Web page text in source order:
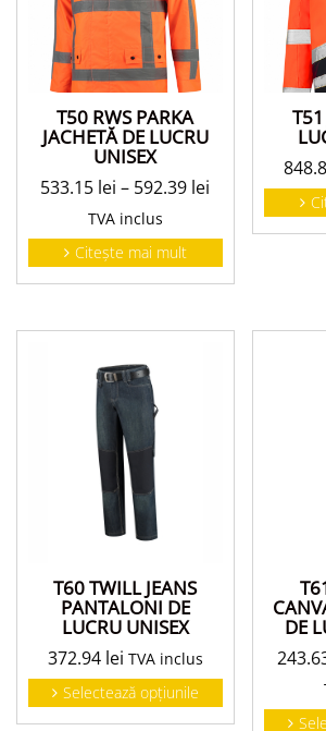
T50 RWS PARKA
JACHETĂ DE LUCRU
UNISEX
533.15 lei – 592.39 lei
TVA inclus
Citește mai mult
T60 TWILL JEANS
PANTALONI DE
LUCRU UNISEX
372.94 lei TVA inclus
Selectează opțiunile
DE